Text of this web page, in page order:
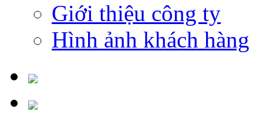
Giới thiệu công ty
Hình ảnh khách hàng